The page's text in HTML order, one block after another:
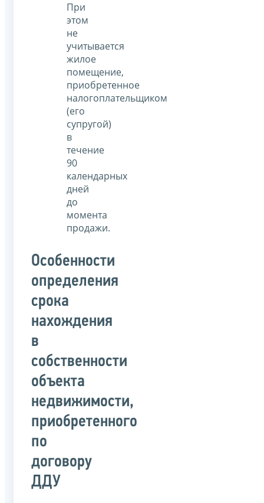
При
этом
не
учитывается
жилое
помещение,
приобретенное
налогоплательщиком
(его
супругой)
в
течение
90
календарных
дней
до
момента
продажи.
Особенности
определения
срока
нахождения
в
собственности
объекта
недвижимости,
приобретенного
по
договору
ДДУ